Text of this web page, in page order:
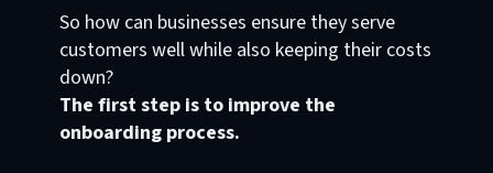
So how can businesses ensure they serve
customers well while also keeping their costs
down?
The first step is to improve the
onboarding process.